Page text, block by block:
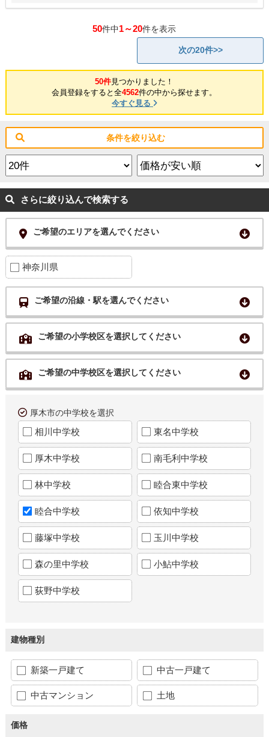
50件中1～20件を表示
次の20件>>
50件見つかりました！
会員登録をすると全4562件の中から探せます。
今すぐ見る
条件を絞り込む
さらに絞り込んで検索する
ご希望のエリアを選んでください
神奈川県
ご希望の沿線・駅を選んでください
ご希望の小学校区を選択してください
ご希望の中学校区を選択してください
厚木市の中学校を選択
相川中学校 東名中学校
厚木中学校 南毛利中学校
林中学校 睦合東中学校
睦合中学校 依知中学校
藤塚中学校 玉川中学校
森の里中学校 小鮎中学校
荻野中学校
建物種別
新築一戸建て 中古一戸建て
中古マンション 土地
価格